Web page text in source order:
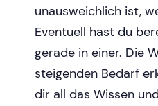
unausweichlich ist,
Eventuell hast du
gerade in einer. Die
steigenden Bedarf
dir all das Wissen